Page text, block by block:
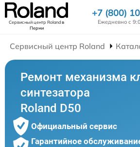
Сервисный центр Rolandв
Перми
+7 (800)
Ежедневно с
Сервисный центр Roland
Ремонт механизма
синтезатора
Roland D50
Официальный сервис
Гарантийное